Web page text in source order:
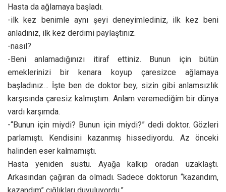
Hasta da ağlamaya başladı.
-ilk kez benimle aynı şeyi deneyimlediniz, ilk kez beni
anladınız, ilk kez derdimi paylaştınız.
-nasıl?
-Beni anlamadığınızı itiraf ettiniz. Bunun için bütün
emeklerinizi bir kenara koyup çaresizce ağlamaya
başladınız… İşte ben de doktor bey, sizin gibi anlamsızlık
karşısında çaresiz kalmıştım. Anlam veremediğim bir dünya
vardı karşımda.
-“Bunun için miydi? Bunun için miydi?” dedi doktor. Gözleri
parlamıştı. Kendisini kazanmış hissediyordu. Az önceki
halinden eser kalmamıştı.
Hasta yeniden sustu. Ayağa kalkıp oradan uzaklaştı.
Arkasından çağıran da olmadı. Sadece doktorun “kazandım,